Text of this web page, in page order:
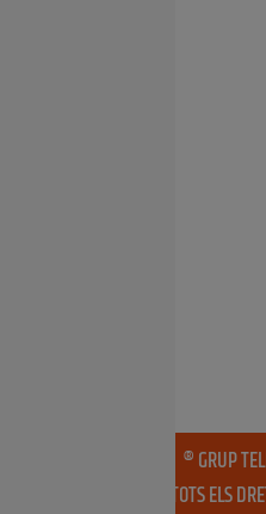
® GRUP
TOTS ELS